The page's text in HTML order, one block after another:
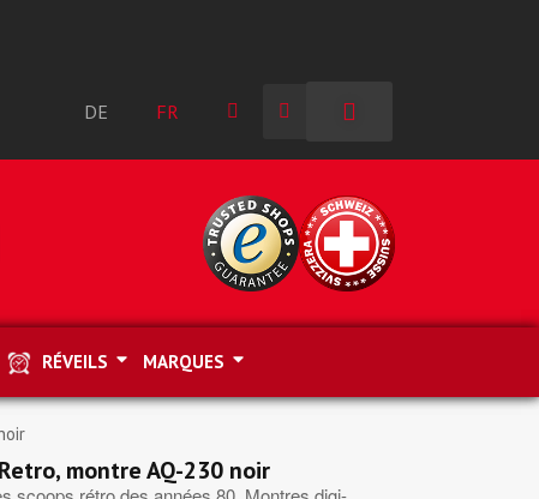
DE FR
RÉVEILS MARQUES
montre AQ-230 noir